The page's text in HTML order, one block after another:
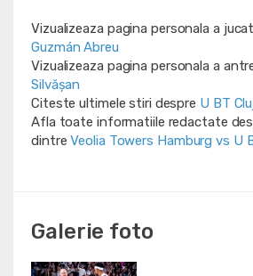
Vizualizeaza pagina personala a
Guzmán Abreu
Vizualizeaza pagina personala a
Silvășan
Citeste ultimele stiri despre U BT
Afla toate informatiile redactate
dintreVeolia Towers Hamburg vs U
Galerie foto